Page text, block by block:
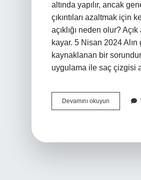
altında yapılır, ancak
çıkıntıları azaltmak için
açıklığı neden olur?
kayar. 5 Nisan 2024
kaynaklanan bir
uygulama ile saç çizgisi
Devamını okuyun
Açıklığı